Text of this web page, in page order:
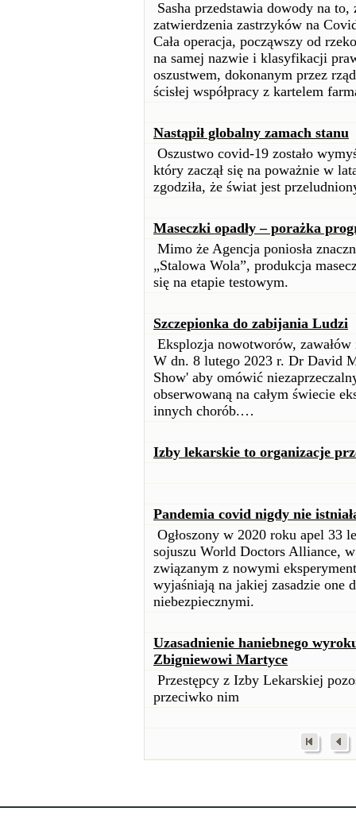
Sasha przedstawia dowody na
zatwierdzenia zastrzyków na
Cała operacja, począwszy od
na samej nazwie i klasyfikacji
oszustwem, dokonanym przez
ścisłej współpracy z kartelem
Nastąpił globalny zamach stanu
Oszustwo covid-19 zostało
który zaczął się na poważnie w
zgodziła, że świat jest
Maseczki opadły – porażka
Mimo że Agencja poniosła
„Stalowa Wola”, produkcja
się na etapie testowym.
Szczepionka do zabijania Ludzi
Eksplozja nowotworów,
W dn. 8 lutego 2023 r. Dr David
Show' aby omówić
obserwowaną na całym świecie
innych chorób.…
Izby lekarskie to organizacje
Pandemia covid nigdy nie
Ogłoszony w 2020 roku apel 33
sojuszu World Doctors Alliance,
związanym z nowymi
wyjaśniają na jakiej zasadzie one
niebezpiecznymi.
Uzasadnienie haniebnego
Zbigniewowi Martyce
Przestępcy z Izby Lekarskiej
przeciwko nim